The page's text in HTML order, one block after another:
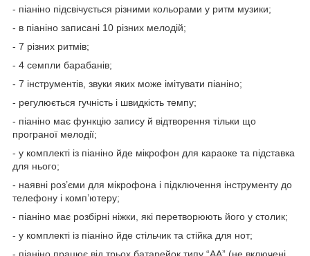
- піаніно підсвічується різними кольорами у ритм музики;
- в піаніно записані 10 різних мелодій;
- 7 різних ритмів;
- 4 семпли барабанів;
- 7 інструментів, звуки яких може імітувати піаніно;
- регулюється гучність і швидкість темпу;
- піаніно має функцію запису й відтворення тільки що
програної мелодії;
- у комплекті із піаніно йде мікрофон для караоке та підставка
для нього;
- наявні роз’єми для мікрофона і підключення інструменту до
телефону і комп’ютеру;
- піаніно має розбірні ніжки, які перетворюють його у столик;
- у комплекті із піаніно йде стільчик та стійка для нот;
- піаніно працює від трьох батарейок типу “АА” (не включені